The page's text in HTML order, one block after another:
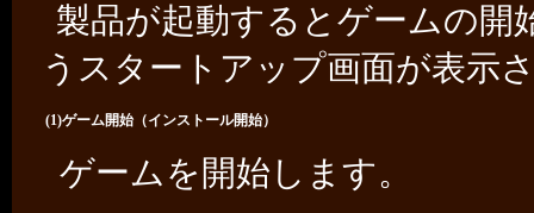
製品が起動するとゲームの開
うスタートアップ画面が表示
(1)ゲーム開始（インストール開始）
ゲームを開始します。